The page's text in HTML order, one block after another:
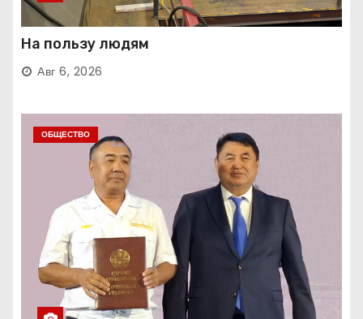
На пользу людям
Авг 6, 2026
ОБЩЕСТВО